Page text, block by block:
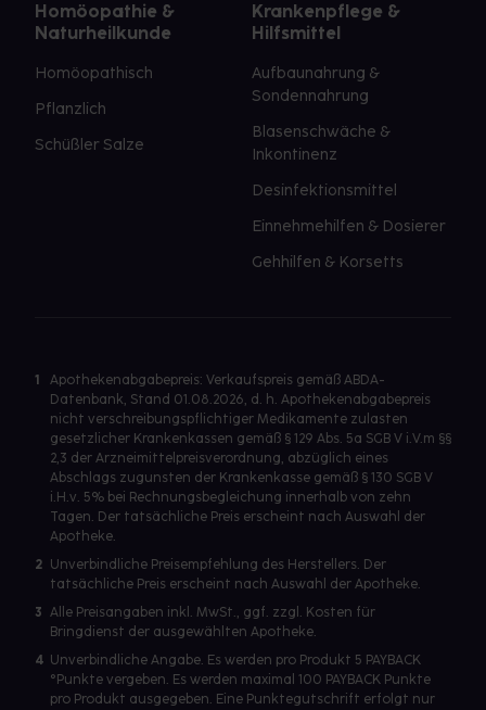
Homöopathie &
Naturheilkunde
Homöopathisch
Pflanzlich
Schüßler Salze
Krankenpflege &
Hilfsmittel
Aufbaunahrung &
Sondennahrung
Blasenschwäche &
Inkontinenz
Desinfektionsmittel
Einnehmehilfen & Dosierer
Gehhilfen & Korsetts
1
Apothekenabgabepreis: Verkaufspreis gemäß ABDA-
Datenbank, Stand 01.08.2026, d. h. Apothekenabgabepreis
nicht verschreibungspflichtiger Medikamente zulasten
gesetzlicher Krankenkassen gemäß § 129 Abs. 5a SGB V i.V.m §§
2,3 der Arzneimittelpreisverordnung, abzüglich eines
Abschlags zugunsten der Krankenkasse gemäß § 130 SGB V
i.H.v. 5% bei Rechnungsbegleichung innerhalb von zehn
Tagen. Der tatsächliche Preis erscheint nach Auswahl der
Apotheke.
2 Unverbindliche Preisempfehlung des Herstellers. Der
tatsächliche Preis erscheint nach Auswahl der Apotheke.
3 Alle Preisangaben inkl. MwSt., ggf. zzgl. Kosten für
Bringdienst der ausgewählten Apotheke.
4 Unverbindliche Angabe. Es werden pro Produkt 5 PAYBACK
°Punkte vergeben. Es werden maximal 100 PAYBACK Punkte
pro Produkt ausgegeben. Eine Punktegutschrift erfolgt nur